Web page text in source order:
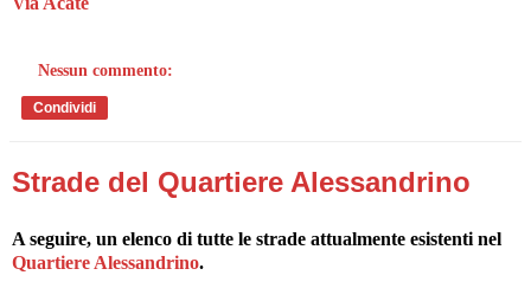
Nessun commento:
Condividi
Strade del Quartiere Alessandrino
A seguire, un elenco di tutte le strade attualmente esistenti nel
Quartiere Alessandrino.